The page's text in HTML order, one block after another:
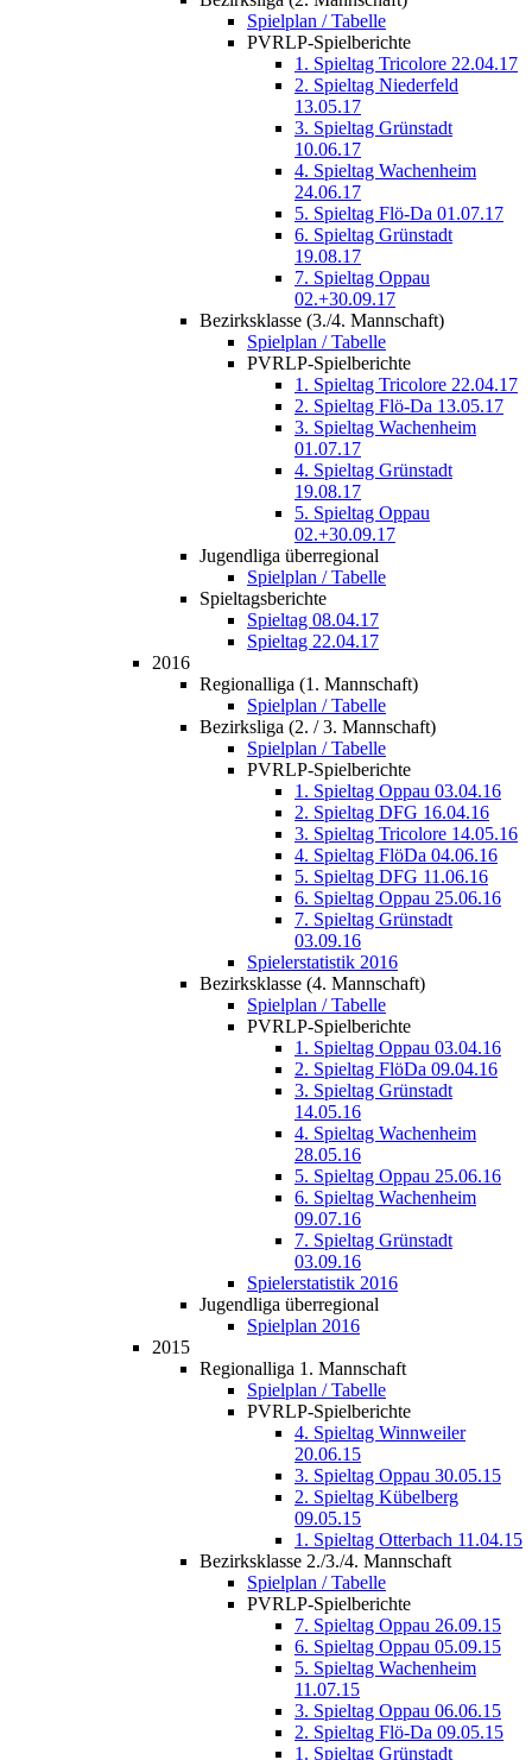
Spielplan / Tabelle
PVRLP-Spielberichte
1. Spieltag Tricolore 22.04.17
2. Spieltag Niederfeld
13.05.17
3. Spieltag Grünstadt
10.06.17
4. Spieltag Wachenheim
24.06.17
5. Spieltag Flö-Da 01.07.17
6. Spieltag Grünstadt
19.08.17
7. Spieltag Oppau
02.+30.09.17
Bezirksklasse (3./4. Mannschaft)
Spielplan / Tabelle
PVRLP-Spielberichte
1. Spieltag Tricolore 22.04.17
2. Spieltag Flö-Da 13.05.17
3. Spieltag Wachenheim
01.07.17
4. Spieltag Grünstadt
19.08.17
5. Spieltag Oppau
02.+30.09.17
Jugendliga überregional
Spielplan / Tabelle
Spieltagsberichte
Spieltag 08.04.17
Spieltag 22.04.17
2016
Regionalliga (1. Mannschaft)
Spielplan / Tabelle
Bezirksliga (2. / 3. Mannschaft)
Spielplan / Tabelle
PVRLP-Spielberichte
1. Spieltag Oppau 03.04.16
2. Spieltag DFG 16.04.16
3. Spieltag Tricolore 14.05.16
4. Spieltag FlöDa 04.06.16
5. Spieltag DFG 11.06.16
6. Spieltag Oppau 25.06.16
7. Spieltag Grünstadt
03.09.16
Spielerstatistik 2016
Bezirksklasse (4. Mannschaft)
Spielplan / Tabelle
PVRLP-Spielberichte
1. Spieltag Oppau 03.04.16
2. Spieltag FlöDa 09.04.16
3. Spieltag Grünstadt
14.05.16
4. Spieltag Wachenheim
28.05.16
5. Spieltag Oppau 25.06.16
6. Spieltag Wachenheim
09.07.16
7. Spieltag Grünstadt
03.09.16
Spielerstatistik 2016
Jugendliga überregional
Spielplan 2016
2015
Regionalliga 1. Mannschaft
Spielplan / Tabelle
PVRLP-Spielberichte
4. Spieltag Winnweiler
20.06.15
3. Spieltag Oppau 30.05.15
2. Spieltag Kübelberg
09.05.15
1. Spieltag Otterbach 11.04.15
Bezirksklasse 2./3./4. Mannschaft
Spielplan / Tabelle
PVRLP-Spielberichte
7. Spieltag Oppau 26.09.15
6. Spieltag Oppau 05.09.15
5. Spieltag Wachenheim
11.07.15
3. Spieltag Oppau 06.06.15
2. Spieltag Flö-Da 09.05.15
1. Spieltag Grünstadt